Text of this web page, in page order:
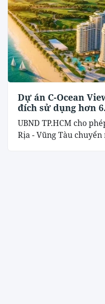
Dự án C-Ocean
đích sử dụng hơn
UBND TP.HCM cho
Rịa - Vũng Tàu